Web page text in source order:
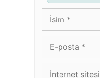
İsim
posta
İnternet